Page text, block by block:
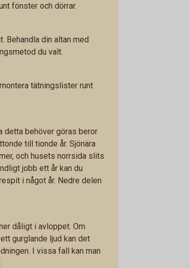
fönster och dörrar.
Behandla din altan med
du valt.
tätningslister runt
detta behöver göras beror
till tionde år. Sjönära
och husets norrsida slits
jobb ett år kan du
i något år. Nedre delen
dåligt i avloppet. Om
gurglande ljud kan det
I vissa fall kan man